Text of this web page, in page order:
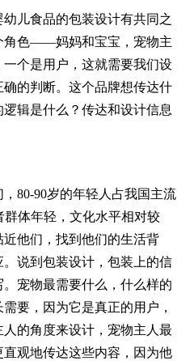
儿食品的包装设计有共同之
角色——妈妈和宝宝，宠物主
个是用户，这就需要我们设
的判断。这个品牌想传达什
辑是什么？传达和设计信息
80-90岁的年轻人占我国主流
群体年轻，文化水平相对较
他们，找到他们的生活背
说到包装设计，包装上的信
宠物最需要什么，什么样的
要，因为它是真正的用户，
的角度来设计，宠物主人最
观地传达这些内容，因为他